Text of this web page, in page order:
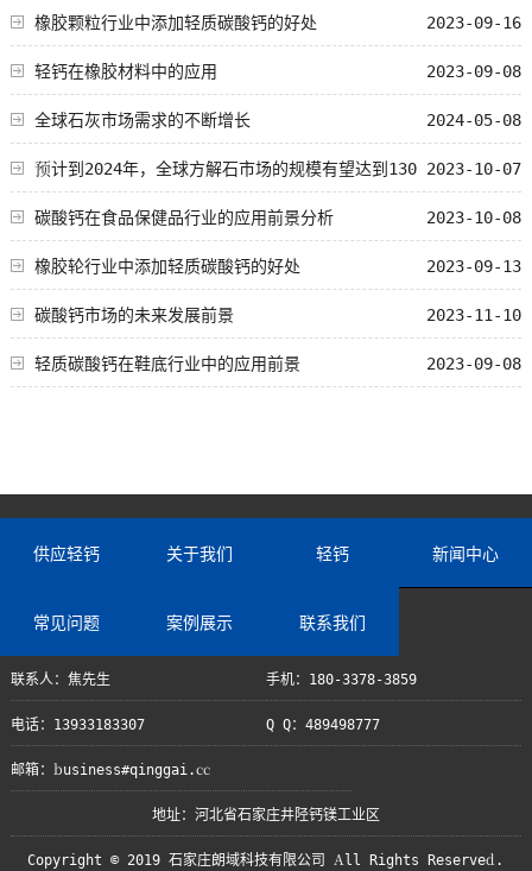
2023-09-16
橡胶颗粒行业中添加轻质碳酸钙的好处
2023-09-08
轻钙在橡胶材料中的应用
2024-05-08
全球石灰市场需求的不断增长
2023-10-07
预计到2024年，全球方解石市场的规模有望达到130
亿美元
2023-10-08
碳酸钙在食品保健品行业的应用前景分析
2023-09-13
橡胶轮行业中添加轻质碳酸钙的好处
2023-11-10
碳酸钙市场的未来发展前景
2023-09-08
轻质碳酸钙在鞋底行业中的应用前景
供应轻钙 关于我们 轻钙 新闻中心
常见问题 案例展示 联系我们
联系人：焦先生 手机：180-3378-3859
电话：13933183307 Q Q：489498777
邮箱：business#qinggai.cc
地址：河北省石家庄井陉钙镁工业区
Copyright © 2019 石家庄朗域科技有限公司 All Rights Reserved.